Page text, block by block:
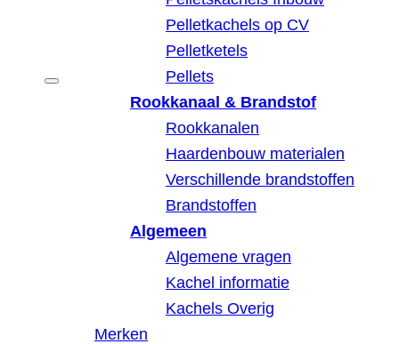
Pelletkachels op CV
Pelletketels
Pellets
Rookkanaal & Brandstof
Rookkanalen
Haardenbouw materialen
Verschillende brandstoffen
Brandstoffen
Algemeen
Algemene vragen
Kachel informatie
Kachels Overig
Merken